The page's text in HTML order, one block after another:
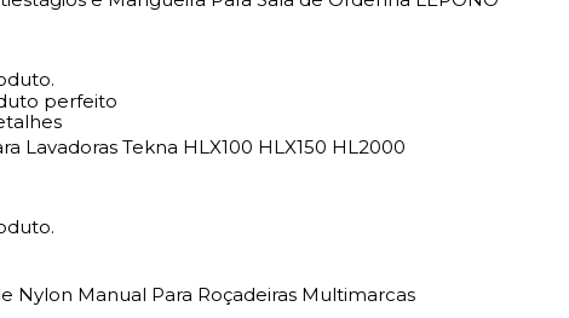
perfeito
Lavadoras Tekna HLX100 HLX150 HL2000
Nylon Manual Para Roçadeiras Multimarcas